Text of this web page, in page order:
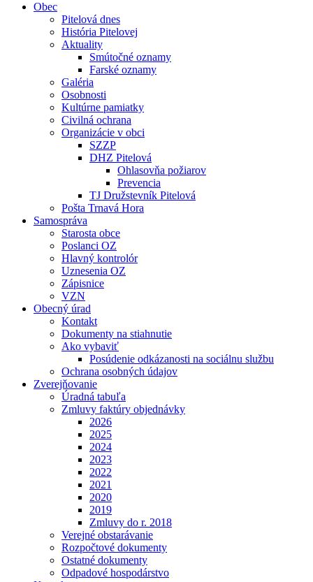
Obec
Pitelová dnes
História Pitelovej
Aktuality
Smútočné oznamy
Farské oznamy
Galéria
Osobnosti
Kultúrne pamiatky
Civilná ochrana
Organizácie v obci
SZZP
DHZ Pitelová
Ohlasovňa požiarov
Prevencia
TJ Družstevník Pitelová
Pošta Trnavá Hora
Samospráva
Starosta obce
Poslanci OZ
Hlavný kontrolór
Uznesenia OZ
Zápisnice
VZN
Obecný úrad
Kontakt
Dokumenty na stiahnutie
Ako vybaviť
Posúdenie odkázanosti na sociálnu službu
Ochrana osobných údajov
Zverejňovanie
Úradná tabuľa
Zmluvy faktúry objednávky
2026
2025
2024
2023
2022
2021
2020
2019
Zmluvy do r. 2018
Verejné obstarávanie
Rozpočtové dokumenty
Ostatné dokumenty
Odpadové hospodárstvo